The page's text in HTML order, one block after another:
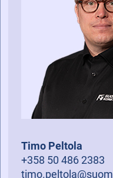
Timo Peltola
+358 50 486 2383